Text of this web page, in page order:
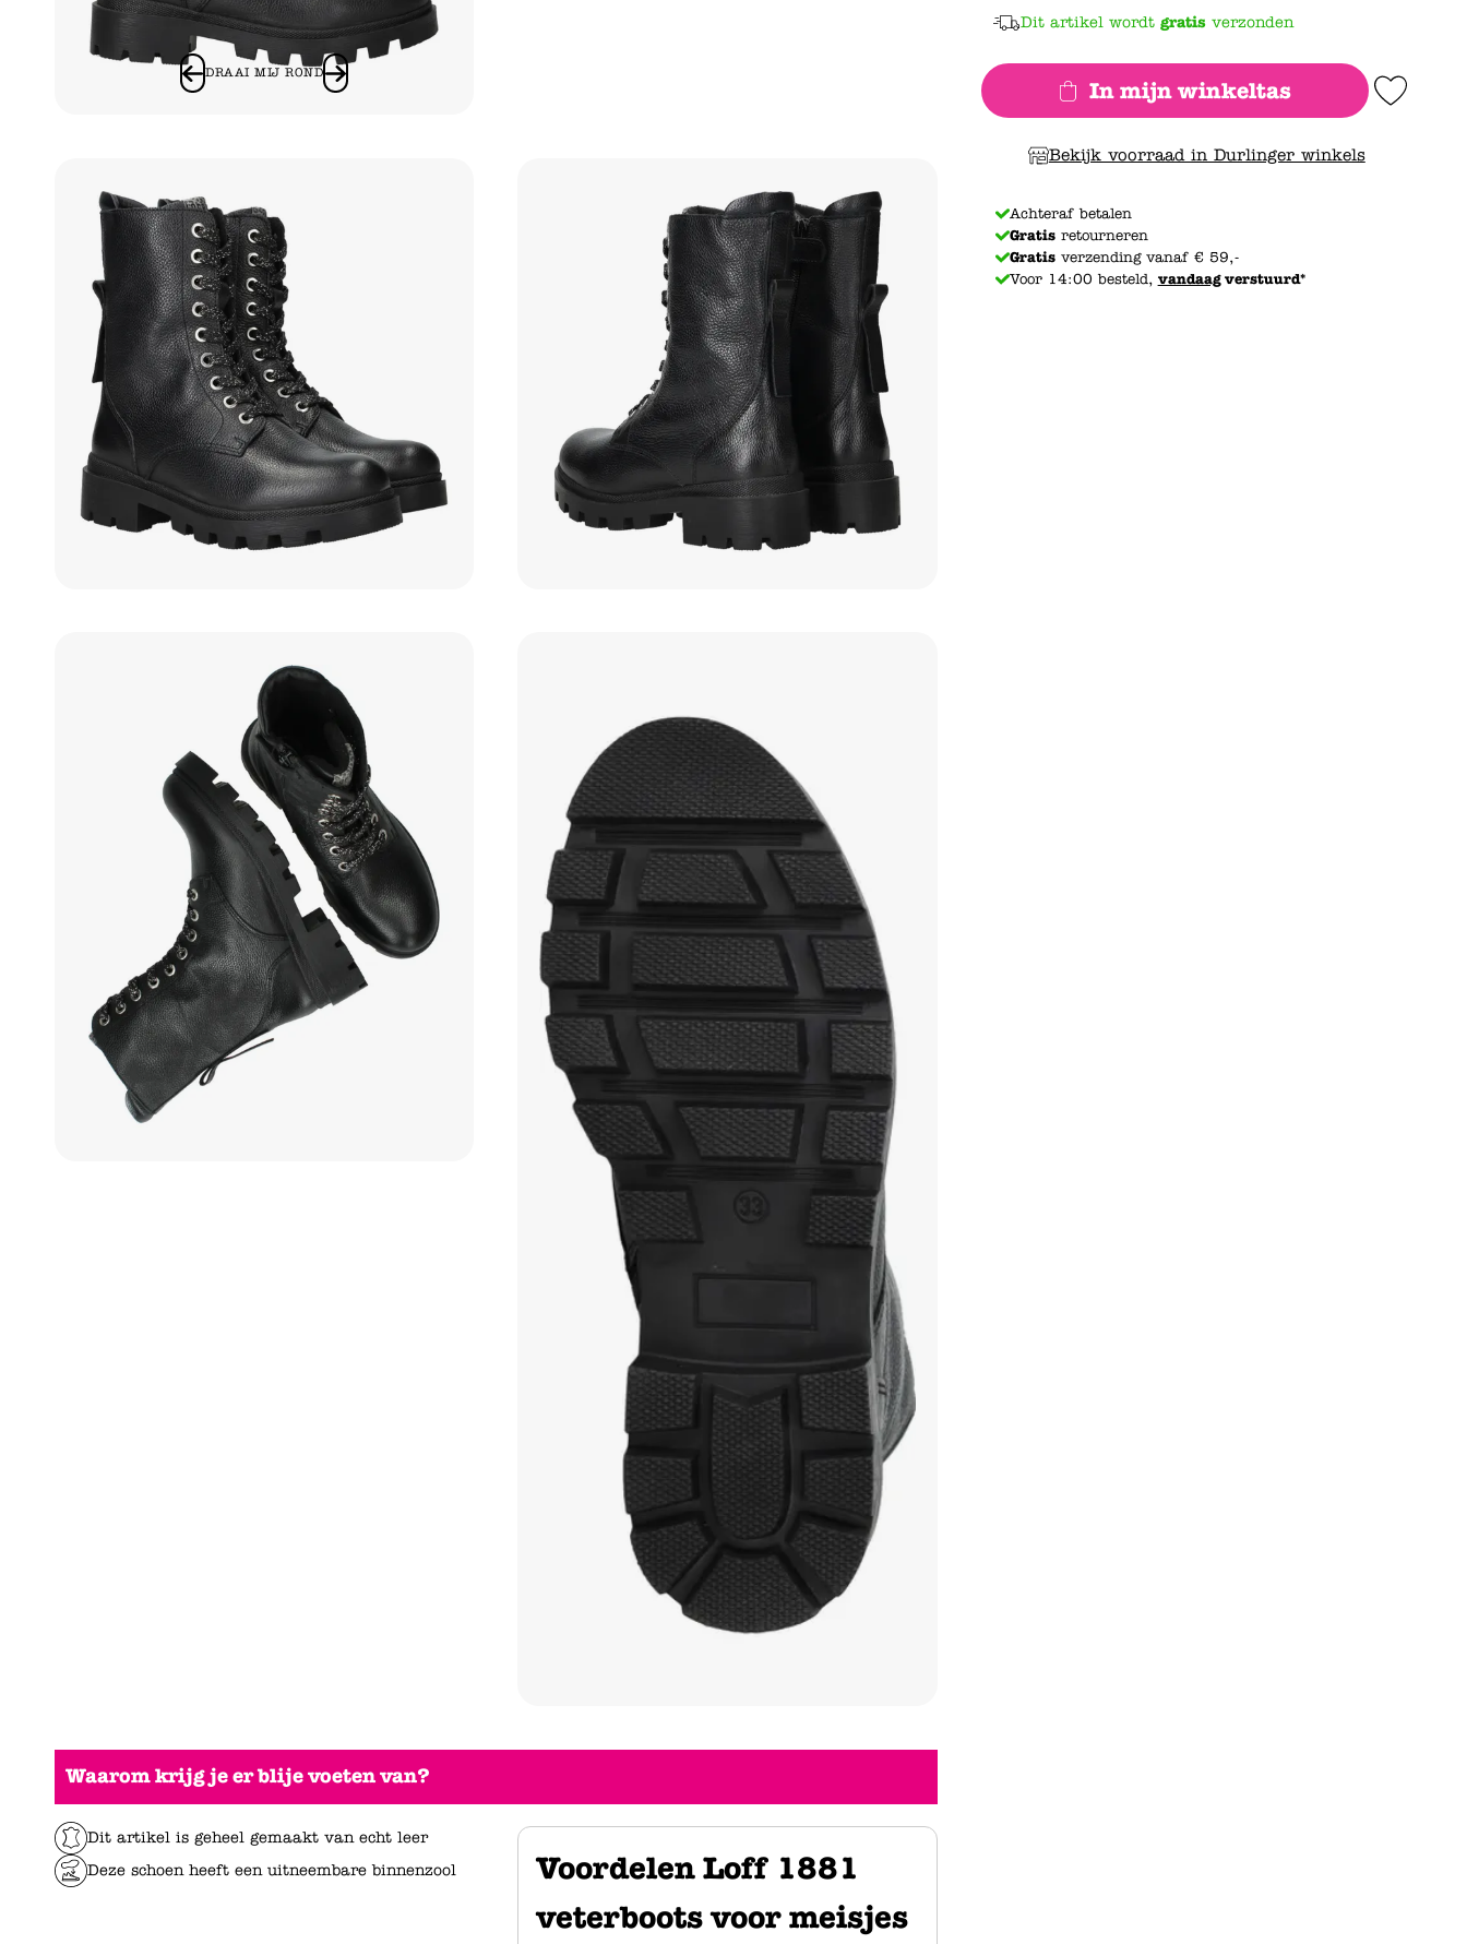
DRAAI MIJ ROND
Waarom krijg je er blije voeten van?
Dit artikel is geheel gemaakt van echt leer
Deze schoen heeft een uitneembare binnenzool
Voordelen Loff 1881
veterboots voor meisjes
Dit artikel wordt gratisverzonden
In mijn winkeltas Add to Wishlist
Bekijk voorraad in Durlinger winkels
Achteraf betalen
Gratisretourneren
Gratisverzending vanaf € 59,-
Voor 14:00 besteld, vandaagverstuurd*